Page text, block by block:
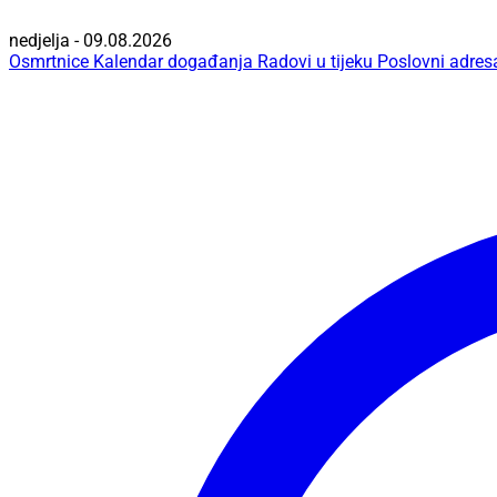
nedjelja - 09.08.2026
Osmrtnice Kalendar događanja Radovi u tijeku Poslovni